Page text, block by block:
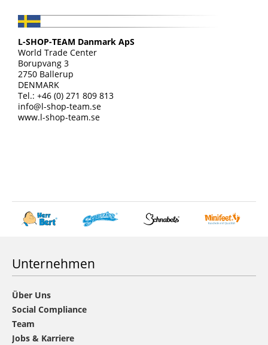
L-SHOP-TEAM Danmark ApS
World Trade Center
Borupvang 3
2750 Ballerup
DENMARK
Tel.: +46 (0) 271 809 813
info@l-shop-team.se
www.l-shop-team.se
Unternehmen
Über Uns
Social Compliance
Team
Jobs & Karriere